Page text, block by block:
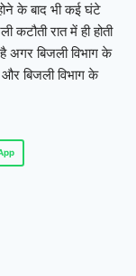
के बाद भी कई घंटे
रात में ही होती
अगर बिजली विभाग के
और बिजली विभाग के